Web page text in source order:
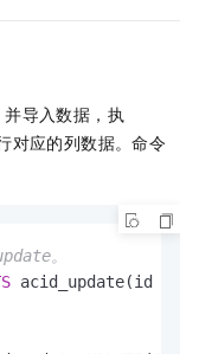
导入数据，执
对应的列数据。命令
。
acid_update(id